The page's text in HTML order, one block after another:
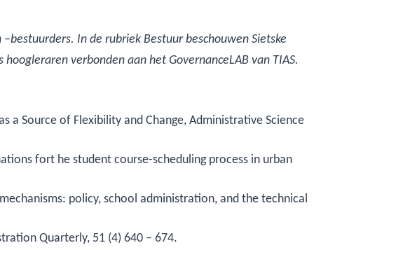
In de rubriek Bestuur beschouwen Sietske
verbonden aan het GovernanceLAB van TIAS.
a Source of Flexibility and Change, Administrative Science
fort he student course-scheduling process in urban
policy, school administration, and the technical
Quarterly, 51 (4) 640 – 674.